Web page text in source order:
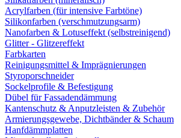
Acrylfarben (für intensive Farbtöne)
Silikonfarben (verschmutzungsarm)
Nanofarben & Lotuseffekt (selbstreinigend)
Glitter - Glitzereffekt
Farbkarten
Reinigungsmittel & Imprägnierungen
Styroporschneider
Sockelprofile & Befestigung
Dübel für Fassadendämmung
Kantenschutz & Anputzleisten & Zubehör
Armierungsgewebe, Dichtbänder & Schaum
Hanfdämmplatten